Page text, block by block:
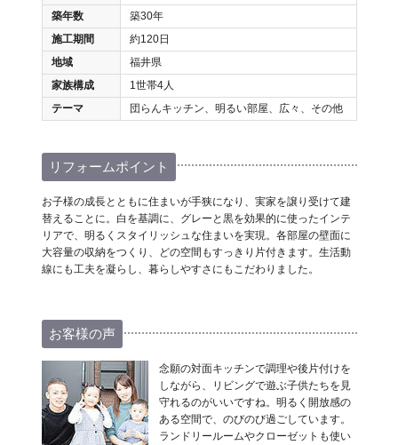
築年数
築30年
施工期間
約120日
地域
福井県
家族構成
1世帯4人
テーマ
団らんキッチン、明るい部屋、広々、その他
リフォームポイント
お子様の成長とともに住まいが手狭になり、実家を譲り受けて建
替えることに。白を基調に、グレーと黒を効果的に使ったインテ
リアで、明るくスタイリッシュな住まいを実現。各部屋の壁面に
大容量の収納をつくり、どの空間もすっきり片付きます。生活動
線にも工夫を凝らし、暮らしやすさにもこだわりました。
お客様の声
念願の対面キッチンで調理や後片付けを
しながら、リビングで遊ぶ子供たちを見
守れるのがいいですね。明るく開放感の
ある空間で、のびのび過ごしています。
ランドリールームやクローゼットも使い